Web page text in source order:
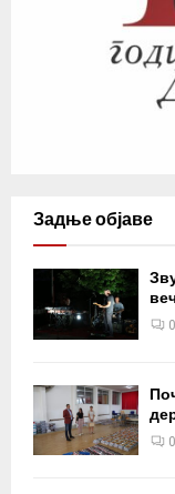
Задње објаве
0
0